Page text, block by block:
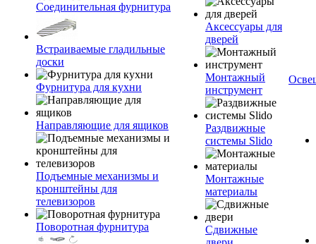
Соединительная фурнитура
Встраиваемые гладильные
доски
Фурнитура для кухни
Направляющие для ящиков
Подъемные механизмы и
кронштейны для
телевизоров
Поворотная фурнитура
Аксессуары для
дверей
Монтажный
инструмент
Раздвижные
системы Slido
Монтажные
материалы
Сдвижные